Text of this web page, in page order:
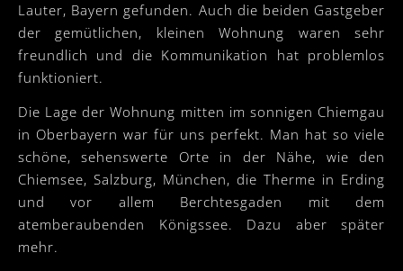
Lauter, Bayern gefunden. Auch die beiden Gastgeber
der gemütlichen, kleinen Wohnung waren sehr
freundlich und die Kommunikation hat problemlos
funktioniert.
Die Lage der Wohnung mitten im sonnigen Chiemgau
in Oberbayern war für uns perfekt. Man hat so viele
schöne, sehenswerte Orte in der Nähe, wie den
Chiemsee, Salzburg, München, die Therme in Erding
und vor allem Berchtesgaden mit dem
atemberaubenden Königssee. Dazu aber später
mehr.